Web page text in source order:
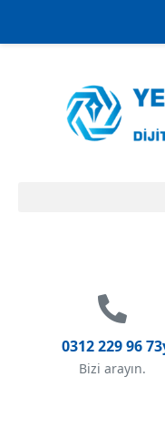
0312 229 96 73
Bizi arayın.